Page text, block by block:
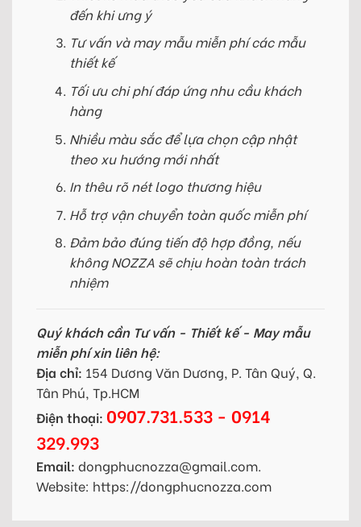
đến khi ưng ý
Tư vấn và may mẫu miễn phí các mẫu
thiết kế
Tối ưu chi phí đáp ứng nhu cầu khách
hàng
Nhiều màu sắc để lựa chọn cập nhật
theo xu hướng mới nhất
In thêu rõ nét logo thương hiệu
Hỗ trợ vận chuyển toàn quốc miễn phí
Đảm bảo đúng tiến độ hợp đồng, nếu
không NOZZA sẽ chịu hoàn toàn trách
nhiệm
Quý khách cần Tư vấn - Thiết kế - May mẫu
miễn phí xin liên hệ:
Địa chỉ: 154 Dương Văn Dương, P. Tân Quý, Q.
Tân Phú, Tp.HCM
Điện thoại: 0907.731.533 - 0914
329.993
Email: dongphucnozza@gmail.com.
Website: https://dongphucnozza.com